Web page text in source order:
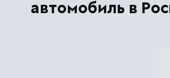
автомобиль в